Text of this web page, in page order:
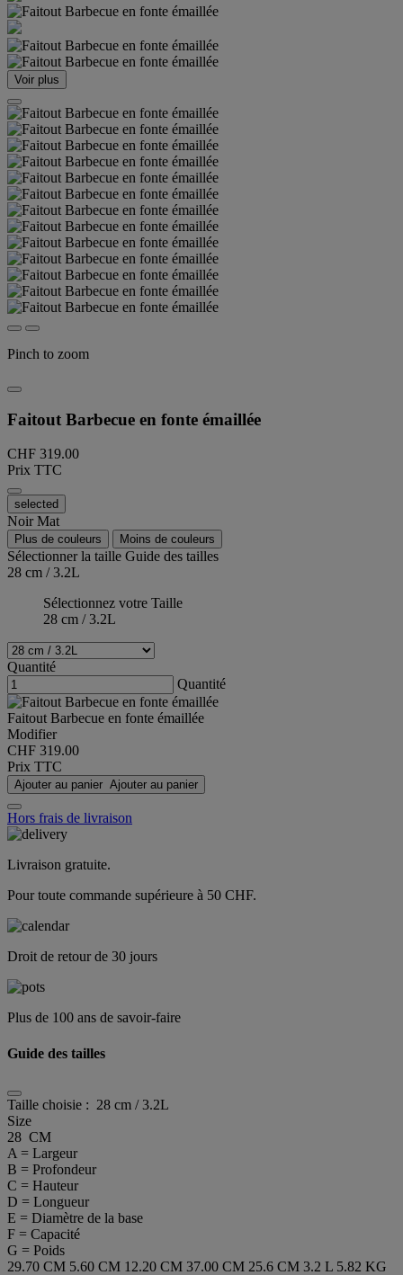
Voir plus
Pinch to zoom
Faitout Barbecue en fonte émaillée
CHF 319.00
Prix TTC
selected
Noir Mat
Plus de couleurs Moins de couleurs
Sélectionner la taille Guide des tailles
28 cm / 3.2L
Sélectionnez votre Taille
28 cm / 3.2L
Quantité
Quantité
Faitout Barbecue en fonte émaillée
Modifier
CHF 319.00
Prix TTC
Ajouter au panier Ajouter au panier
Hors frais de livraison
Livraison gratuite.
Pour toute commande supérieure à 50 CHF.
Droit de retour de 30 jours
Plus de 100 ans de savoir-faire
Guide des tailles
Taille choisie : 28 cm / 3.2L
Size
28 CM
A = Largeur
B = Profondeur
C = Hauteur
D = Longueur
E = Diamètre de la base
F = Capacité
G = Poids
29.70 CM 5.60 CM 12.20 CM 37.00 CM 25.6 CM 3.2 L 5.82 KG